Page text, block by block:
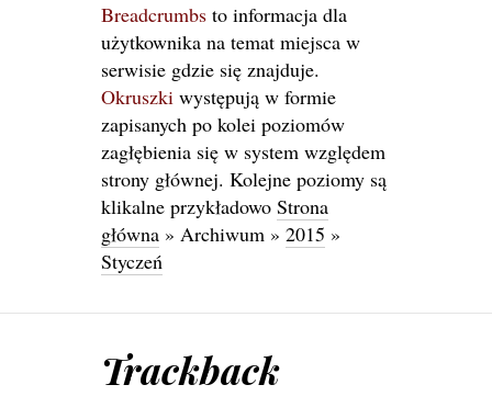
Breadcrumbs to informacja dla
użytkownika na temat miejsca w
serwisie gdzie się znajduje.
Okruszki występują w formie
zapisanych po kolei poziomów
zagłębienia się w system względem
strony głównej. Kolejne poziomy są
klikalne przykładowo Strona
główna » Archiwum » 2015 »
Styczeń
Trackback